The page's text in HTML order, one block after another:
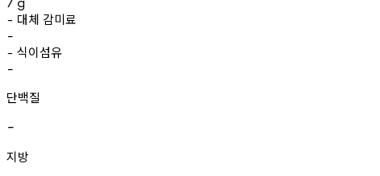
- 대체 감미료
-
- 식이섬유
-
단백질
-
지방